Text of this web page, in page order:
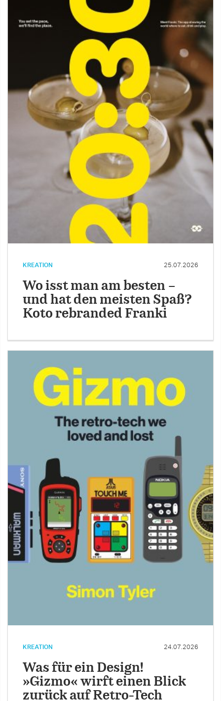
KREATION 25.07.2026
Wo isst man am besten –
und hat den meisten Spaß?
Koto rebranded Franki
KREATION 24.07.2026
Was für ein Design!
»Gizmo« wirft einen Blick
zurück auf Retro-Tech